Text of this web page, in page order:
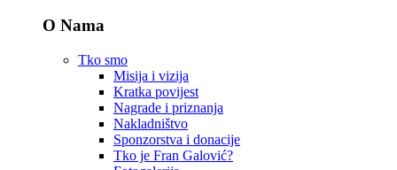
O Nama
Tko smo
Misija i vizija
Kratka povijest
Nagrade i priznanja
Nakladništvo
Sponzorstva i donacije
Tko je Fran Galović?